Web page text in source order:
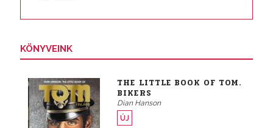
KÖNYVEINK
THE LITTLE BOOK OF TOM.
BIKERS
Dian Hanson
ÚJ